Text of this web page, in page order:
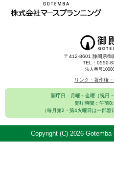
〒412-8601 静岡県御
TEL：0550-
法人番号
リンク・著作権
開庁日：月曜～金曜（祝日
開庁時間：午前
（毎月第2・第4火曜日は一部
Copyright (C) 2026 Gotemba